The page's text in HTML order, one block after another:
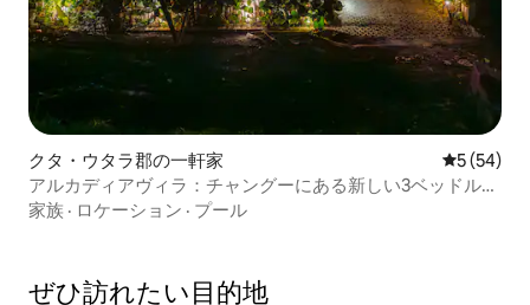
クタ・ウタラ郡の一軒家 レビュー
5 (54)
アルカディアヴィラ：チャングーにある新しい3ベッドルー
ム
家族 · ロケーション · プール
ぜひ訪⁠れ⁠た⁠い目⁠的⁠地